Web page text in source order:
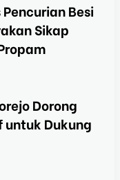
Besi
Sikap
Dorong
untuk Dukung